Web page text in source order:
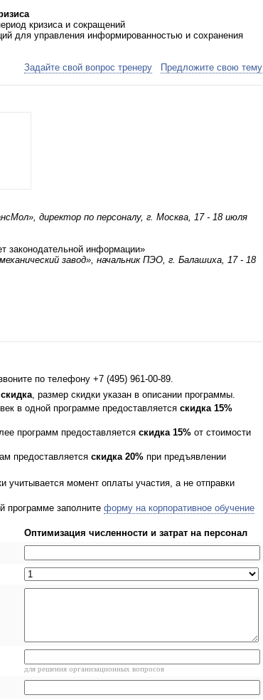
кризиса и сокращений
для управления информированностью и сохранения
Задайте свой вопрос тренеру
Предложите свою тему
директор по персоналу, г. Москва, 17 - 18 июля
законодательной информации»
завод», начальник ПЭО, г. Балашиха, 17 - 18
по телефону +7 (495) 961-00-89.
скидка, размер скидки указан в описании программы.
в одной программе предоставляется скидка 15%
программ предоставляется скидка 15% от стоимости
предоставляется скидка 20% при предъявлении
учитывается момент оплаты участия, а не отправки
программе заполните форму на корпоративное обучение